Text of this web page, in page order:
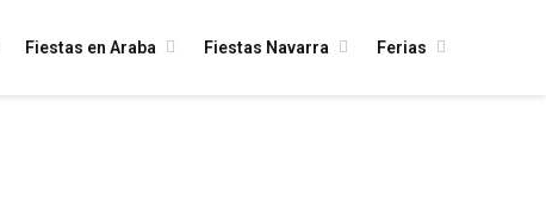
Fiestas en Araba Fiestas Navarra Ferias